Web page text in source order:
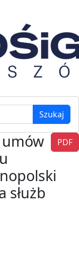
Szukaj
PDF
służb